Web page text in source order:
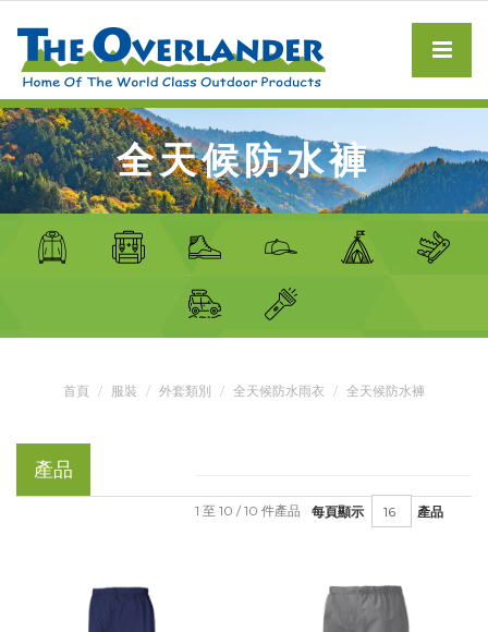
全天候防水褲
首頁 服裝 外套類別 全天候防水雨衣 全天候防水褲
產品
每頁顯示 產品
1 至 10 / 10 件產品